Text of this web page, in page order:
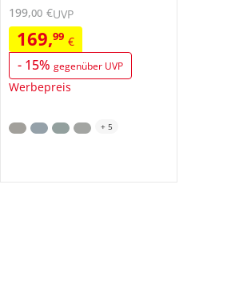
169,99 €
- 15% gegenüber UVP
Werbepreis
199,00 €UVP
+ 5